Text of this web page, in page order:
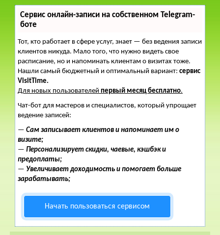
Сервис онлайн-записи на собственном Telegram-
боте
Тот, кто работает в сфере услуг, знает — без ведения записи
клиентов никуда. Мало того, что нужно видеть свое
расписание, но и напоминать клиентам о визитах тоже.
Нашли самый бюджетный и оптимальный вариант: сервис
VisitTime.
Для новых пользователей первый месяц бесплатно.
Чат-бот для мастеров и специалистов, который упрощает
ведение записей:
— Сам записывает клиентов и напоминает им о
визите;
— Персонализирует скидки, чаевые, кэшбэк и
предоплаты;
— Увеличивает доходимость и помогает больше
зарабатывать;
Начать пользоваться сервисом